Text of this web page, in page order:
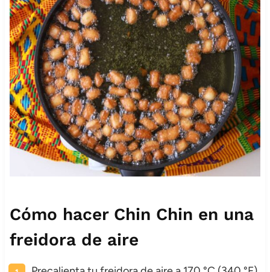
Cómo hacer Chin Chin en una
freidora de aire